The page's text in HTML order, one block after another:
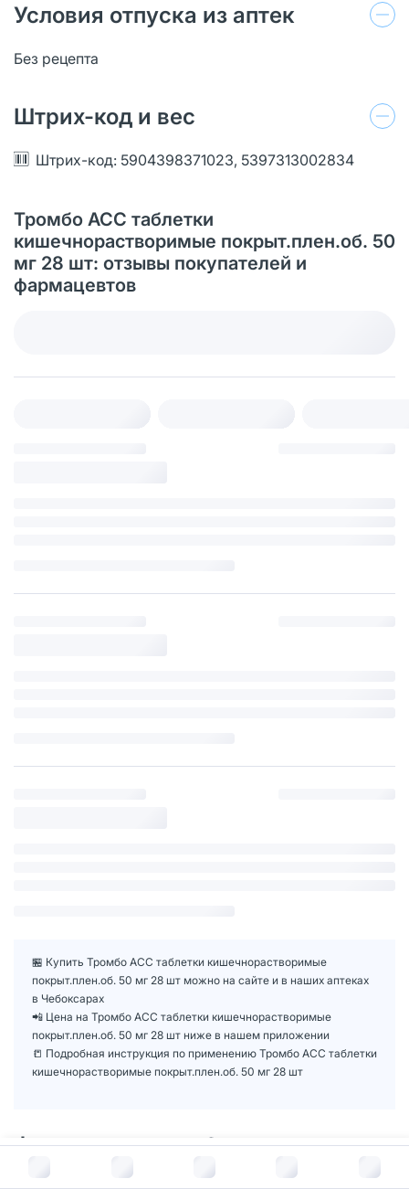
Условия отпуска из аптек
Без рецепта
Штрих-код и вес
Штрих-код: 5904398371023, 5397313002834
Тромбо АСС таблетки
кишечнорастворимые покрыт.плен.об. 50
мг 28 шт: отзывы покупателей и
фармацевтов
🏪 Купить Тромбо АСС таблетки кишечнорастворимые
покрыт.плен.об. 50 мг 28 шт можно на сайте и в наших аптеках
в Чебоксарах
📲 Цена на Тромбо АСС таблетки кишечнорастворимые
покрыт.плен.об. 50 мг 28 шт ниже в нашем приложении
📒 Подробная инструкция по применению Тромбо АСС таблетки
кишечнорастворимые покрыт.плен.об. 50 мг 28 шт
Формы выпуска4